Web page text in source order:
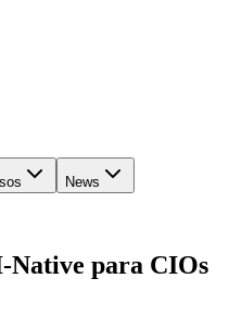
News
Native para CIOs